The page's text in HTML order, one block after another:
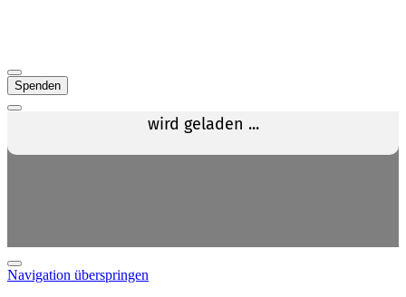
Spenden
Navigation überspringen